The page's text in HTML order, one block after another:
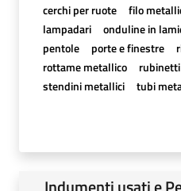
cerchi per ruote
filo
lampadari
onduline in
pentole
porte e finestre
rottame metallico
rubinetti
stendini metallici
tubi